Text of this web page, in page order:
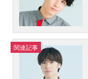
関連記事